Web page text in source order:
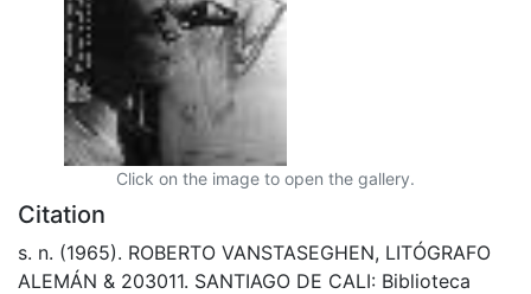
Click on the image to open the gallery.
Citation
s. n. (1965). ROBERTO VANSTASEGHEN, LITÓGRAFO
ALEMÁN & 203011. SANTIAGO DE CALI: Biblioteca